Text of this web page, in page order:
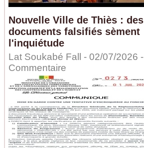
Nouvelle Ville de Thiès : des
documents falsifiés sèment
l'inquiétude
Lat Soukabé Fall - 02/07/2026 -
Commentaire